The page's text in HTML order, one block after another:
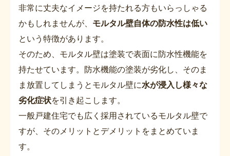
非常に丈夫なイメージを持たれる方もいらっしゃる
かもしれませんが、 モルタル壁自体の防水性は低い
という特徴があります。
そのため、モルタル壁は塗装で表面に防水性機能を
持たせています。防水機能の塗装が劣化し、そのま
ま放置してしまうとモルタル壁に水が浸入し様々な
劣化症状を引き起こします。
一般戸建住宅でも広く採用されているモルタル壁で
すが、そのメリットとデメリットをまとめていま
す。